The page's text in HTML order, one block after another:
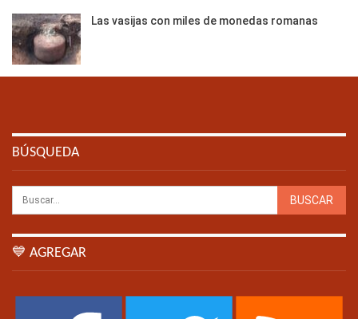
Las vasijas con miles de monedas romanas
BÚSQUEDA
💙 AGREGAR